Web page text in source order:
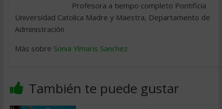
Profesora a tiempo completo Pontificia
Universidad Catolica Madre y Maestra, Departamento de
Administración
Más sobre Sonia Ylmaris Sanchez
También te puede gustar